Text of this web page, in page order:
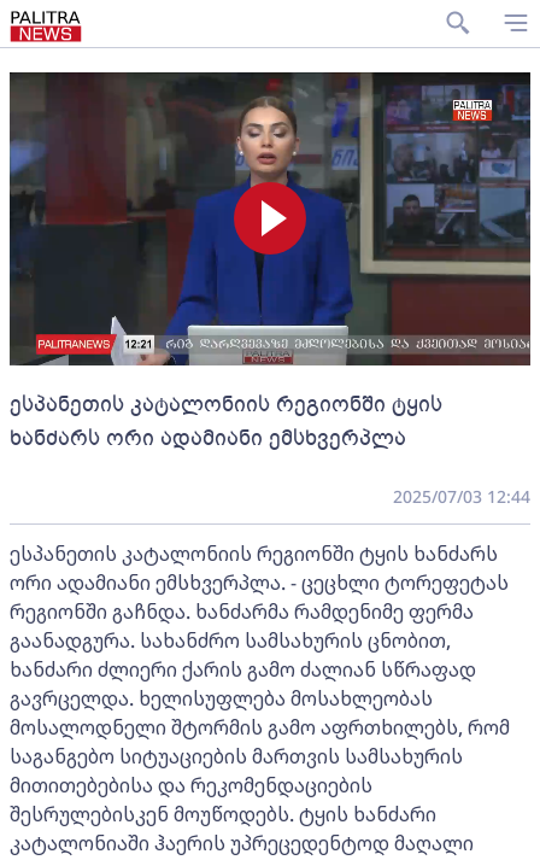
ესპანეთის კატალონიის რეგიონში ტყის
ხანძარს ორი ადამიანი ემსხვერპლა
2025/07/03 12:44
ესპანეთის კატალონიის რეგიონში ტყის ხანძარს
ორი ადამიანი ემსხვერპლა. - ცეცხლი ტორეფეტას
რეგიონში გაჩნდა. ხანძარმა რამდენიმე ფერმა
გაანადგურა. სახანძრო სამსახურის ცნობით,
ხანძარი ძლიერი ქარის გამო ძალიან სწრაფად
გავრცელდა. ხელისუფლება მოსახლეობას
მოსალოდნელი შტორმის გამო აფრთხილებს, რომ
საგანგებო სიტუაციების მართვის სამსახურის
მითითებებისა და რეკომენდაციების
შესრულებისკენ მოუწოდებს. ტყის ხანძარი
კატალონიაში ჰაერის უპრეცედენტოდ მაღალი